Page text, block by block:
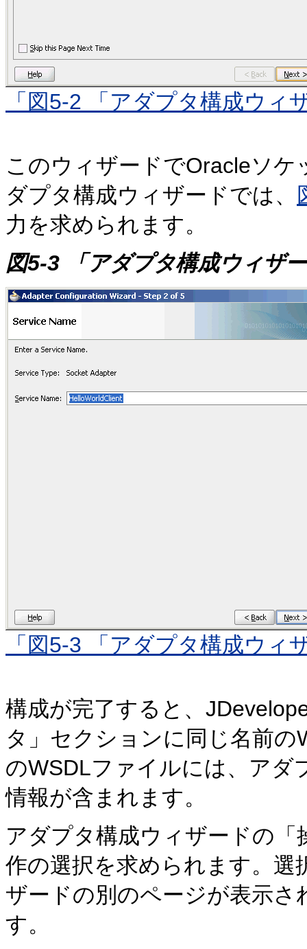
「図5-2 「アダプタ構成ウ
このウィザードでOracleソ
ダプタ構成ウィザードでは、
力を求められます。
図5-3 「アダプタ構成ウィザ
「図5-3 「アダプタ構成ウ
構成が完了すると、
タ」セクションに同じ名前
のWSDLファイルには、アダ
情報が含まれます。
アダプタ構成ウィザードの
作の選択を求められます。選
ザードの別のページが表示
す。